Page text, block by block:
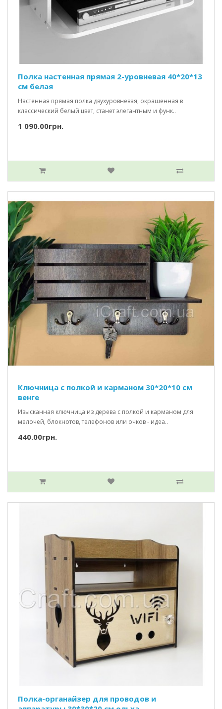
Полка настенная прямая 2-уровневая 40*20*13
см белая
Настенная прямая полка двухуровневая, окрашенная в
классический белый цвет, станет элегантным и функ..
1 090.00грн.
Ключница с полкой и карманом 30*20*10 см
венге
Изысканная ключница из дерева с полкой и карманом для
мелочей, блокнотов, телефонов или очков - идеа..
440.00грн.
Полка-органайзер для проводов и